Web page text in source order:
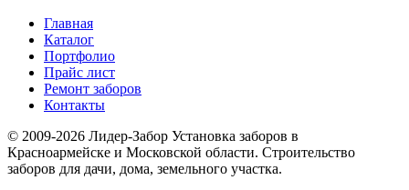
Главная
Каталог
Портфолио
Прайс лист
Ремонт заборов
Контакты
© 2009-2026 Лидер-Забор Установка заборов в
Красноармейске и Московской области. Строительство
заборов для дачи, дома, земельного участка.